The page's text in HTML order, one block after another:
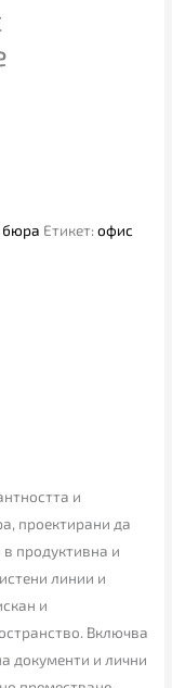
Етикет:офис
и
проектирани да
продуктивна и
линии и
и
Включва
документи и лични